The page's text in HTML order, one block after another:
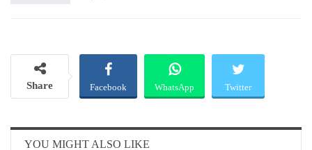
Share Facebook WhatsApp Twitter
Email
YOU MIGHT ALSO LIKE